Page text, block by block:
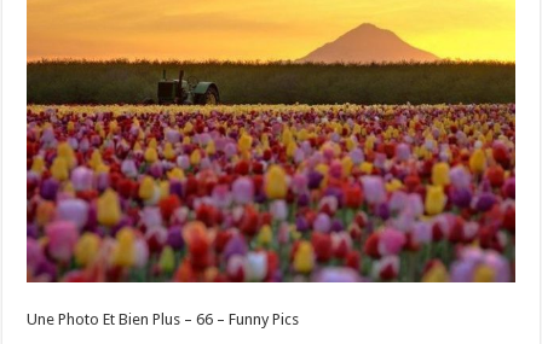
Une Photo Et Bien Plus – 66 – Funny Pics